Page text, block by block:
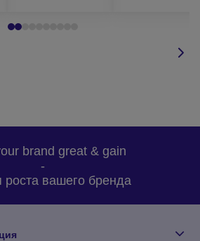
brand great & gain
-
роста вашего бренда